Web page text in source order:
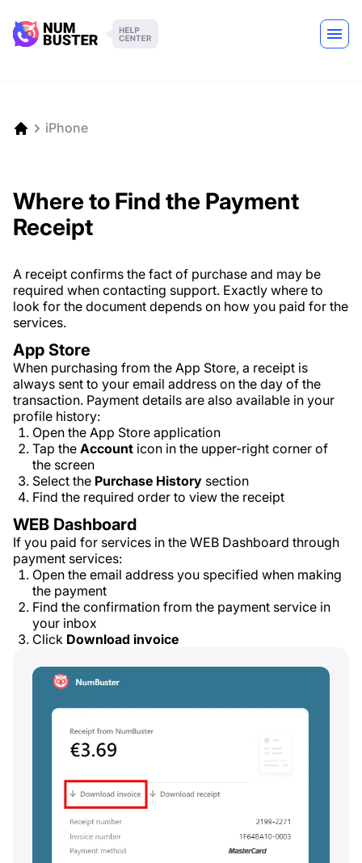
iPhone
Where to Find the Payment
Receipt
A receipt confirms the fact of purchase and may be
required when contacting support. Exactly where to
look for the document depends on how you paid for the
services.
App Store
When purchasing from the App Store, a receipt is
always sent to your email address on the day of the
transaction. Payment details are also available in your
profile history:
Open the App Store application
Tap the Account icon in the upper-right corner of
the screen
Select the Purchase History section
Find the required order to view the receipt
WEB Dashboard
If you paid for services in the WEB Dashboard through
payment services:
Open the email address you specified when making
the payment
Find the confirmation from the payment service in
your inbox
Click Download invoice